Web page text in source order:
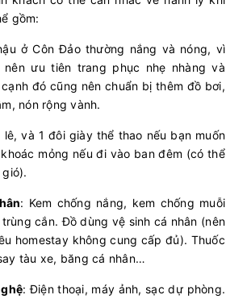
gồm:
ở Côn Đảo thường nắng và nóng, vì
nên ưu tiên trang phục nhẹ nhàng và
đó cũng nên chuẩn bị thêm đồ bơi,
nón rộng vành.
lê, và 1 đôi giày thể thao nếu bạn muốn
mỏng nếu đi vào ban đêm (có thể
gió).
: Kem chống nắng, kem chống muỗi
cắn. Đồ dùng vệ sinh cá nhân (nên
homestay không cung cấp đủ). Thuốc
tàu xe, băng cá nhân…
: Điện thoại, máy ảnh, sạc dự phòng.